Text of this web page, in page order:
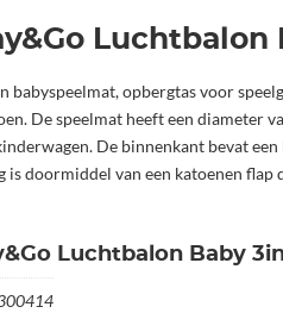
Luchtbalon
opbergtas voor
De speelmat heeft een diameter
De binnenkant bevat
doormiddel van een katoenen
Luchtbalon Baby